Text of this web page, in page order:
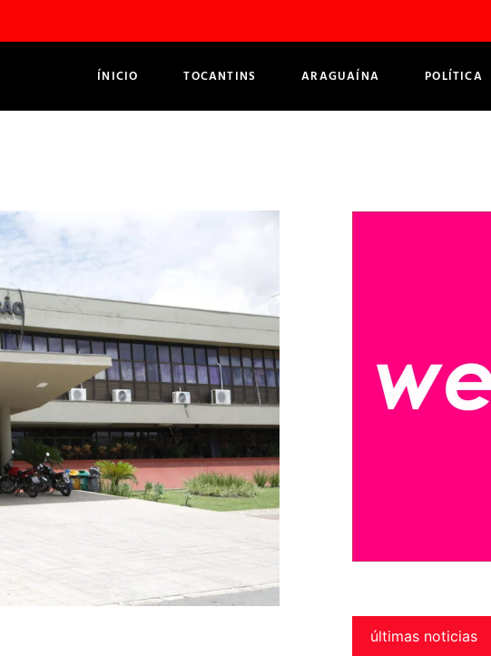
ÍNICIO TOCANTINS ARAGUAÍNA POLÍTICA
últimas noticias